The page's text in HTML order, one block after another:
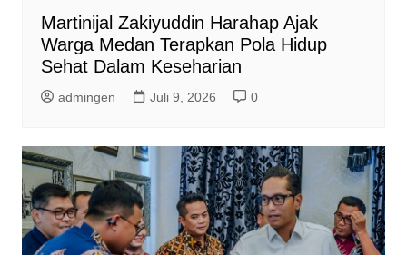
Martinijal Zakiyuddin Harahap Ajak
Warga Medan Terapkan Pola Hidup
Sehat Dalam Keseharian
admingen Juli 9, 2026 0